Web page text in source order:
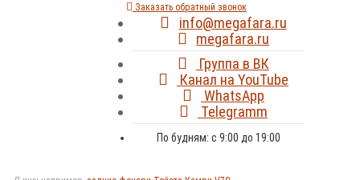
Заказать обратный звонок
info@megafara.ru
megafara.ru
Группа в ВК
Канал на YouTube
WhatsApp
Telegramm
По будням: с 9:00 до 19:00